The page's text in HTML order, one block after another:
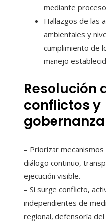
mediante
Hallazgos de las
ambientales y
cumplimiento de
manejo
Resolución
conflictos y
gobernanza
– Priorizar
diálogo continuo,
ejecución visible.
– Si surge conflicto,
independientes de
regional, defensoría del